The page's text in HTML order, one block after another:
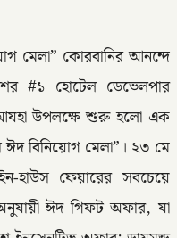
মেলা” কোরবানির আনন্দে
#১ হোটেল ডেভেলপার
উপলক্ষে শুরু হলো এক
বিনিয়োগ মেলা”। ২৩ মে
ফেয়ারের সবচেয়ে
ঈদ গিফট অফার, যা